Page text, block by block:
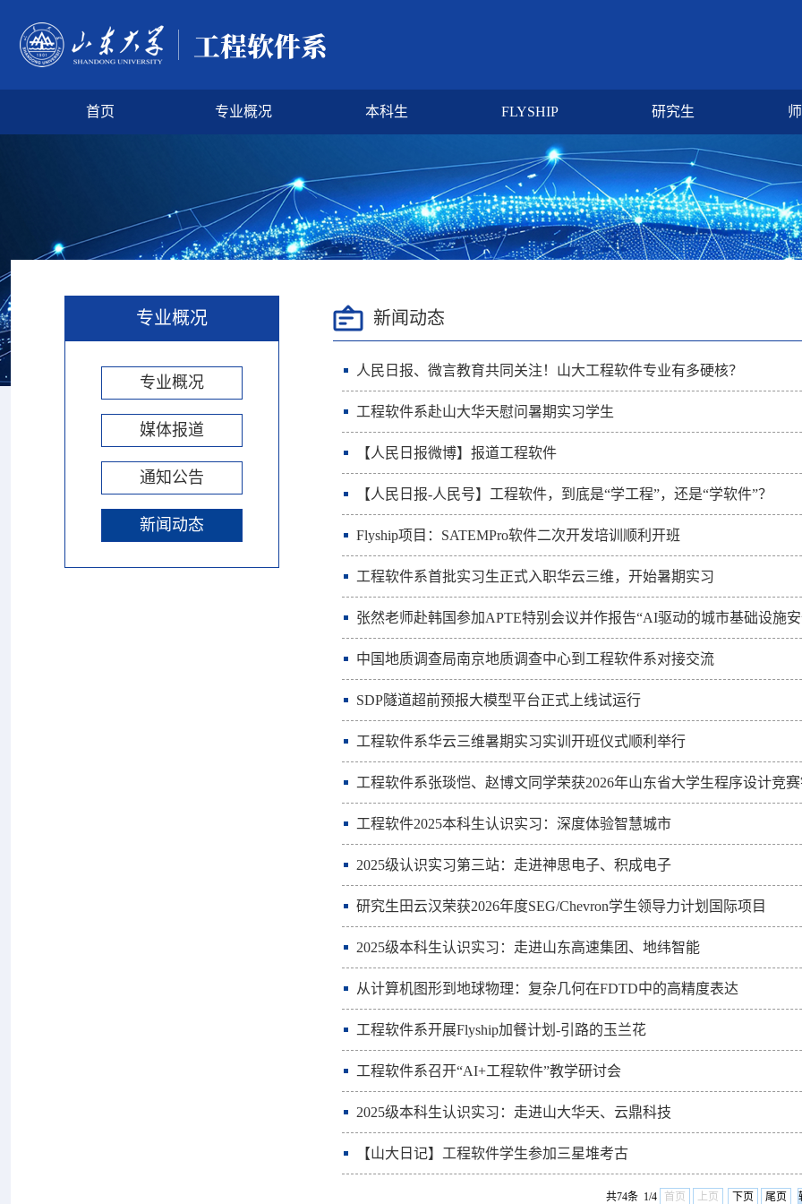
首页 专业概况 本科生 FLYSHIP 研究生
专业概况
专业概况
媒体报道
通知公告
新闻动态
新闻动态
人民日报、微言教育共同关注！山大工程软件专业有多硬核？
工程软件系赴山大华天慰问暑期实习学生
【人民日报微博】报道工程软件
【人民日报-人民号】工程软件，到底是“学工程”，还是“学软件”？
Flyship项目：SATEMPro软件二次开发培训顺利开班
工程软件系首批实习生正式入职华云三维，开始暑期实习
张然老师赴韩国参加APTE特别会议并作报告“AI驱动的城市基础设施
中国地质调查局南京地质调查中心到工程软件系对接交流
SDP隧道超前预报大模型平台正式上线试运行
工程软件系华云三维暑期实习实训开班仪式顺利举行
工程软件系张琰恺、赵博文同学荣获2026年山东省大学生程序设计竞
工程软件2025本科生认识实习：深度体验智慧城市
2025级认识实习第三站：走进神思电子、积成电子
研究生田云汉荣获2026年度SEG/Chevron学生领导力计划国际项目
2025级本科生认识实习：走进山东高速集团、地纬智能
从计算机图形到地球物理：复杂几何在FDTD中的高精度表达
工程软件系开展Flyship加餐计划-引路的玉兰花
工程软件系召开“AI+工程软件”教学研讨会
2025级本科生认识实习：走进山大华天、云鼎科技
【山大日记】工程软件学生参加三星堆考古
共74条 1/4 首页 上页 下页 尾页